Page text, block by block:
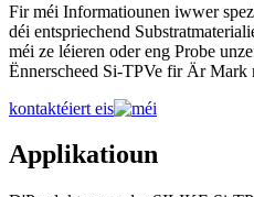
Fir méi Informatiounen iwwer
déi entspriechend
méi ze léieren oder eng Probe
Ënnerscheed Si-TPVe fir Är Mark
kontaktéiert eis
Applikatioun